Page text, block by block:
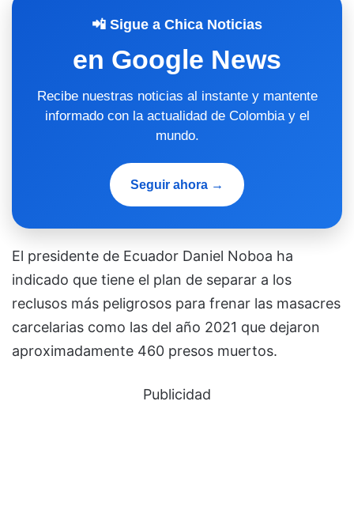
📲 Sigue a Chica Noticias
en Google News
Recibe nuestras noticias al instante y mantente
informado con la actualidad de Colombia y el
mundo.
Seguir ahora →
El presidente de Ecuador Daniel Noboa ha
indicado que tiene el plan de separar a los
reclusos más peligrosos para frenar las masacres
carcelarias como las del año 2021 que dejaron
aproximadamente 460 presos muertos.
Publicidad